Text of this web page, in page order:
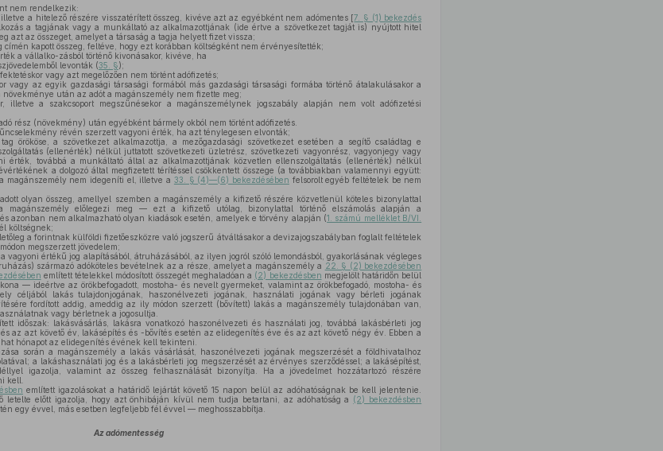
nem rendelkezik:
a hitelező részére visszatérített összeg, kivéve azt az egyébként nem adómentes [7. § (1) bekezdés
a tagjának vagy a munkáltató az alkalmazottjának (ide értve a szövetkezet tagját is) nyújtott hitel
azt az összeget, amelyet a társaság a tagja helyett fizet vissza;
címén kapott összeg, feltéve, hogy ezt korábban költségként nem érvényesítették;
a vállalko-zásból történő kivonásakor, kivéve, ha
levonták (35. §);
vagy azt megelőzően nem történt adófizetés;
vagy az egyik gazdasági társasági formából más gazdasági társasági formába történő átalakulásakor a
után az adót a magánszemély nem fizette meg;
illetve a szakcsoport megszűnésekor a magánszemélynek jogszabály alapján nem volt adófizetési
rész (növekmény) után egyébként bármely okból nem történt adófizetés.
révén szerzett vagyoni érték, ha azt ténylegesen elvonták;
örököse, a szövetkezet alkalmazottja, a mezőgazdasági szövetkezet esetében a segítő családtag e
(ellenérték) nélkül juttatott szövetkezeti üzletrész, szövetkezeti vagyonrész, vagyonjegy vagy
érték, továbbá a munkáltató által az alkalmazottjának közvetlen ellenszolgáltatás (ellenérték) nélkül
a dolgozó által megfizetett térítéssel csökkentett összege (a továbbiakban valamennyi együtt:
magánszemély nem idegeníti el, illetve a 33. § (4)—(6) bekezdésében felsorolt egyéb feltételek be nem
olyan összeg, amellyel szemben a magánszemély a kifizető részére közvetlenül köteles bizonylattal
előlegezi meg — ezt a kifizető utólag, bizonylattal történő elszámolás alapján a
azonban nem alkalmazható olyan kiadások esetén, amelyek e törvény alapján (1. számú melléklet B/VI.
költségnek;
a forintnak külföldi fizetőeszközre való jogszerű átváltásakor a devizajogszabályban foglalt feltételek
megszerzett jövedelem;
vagyoni értékű jog alapításából, átruházásából, az ilyen jogról szóló lemondásból, gyakorlásának végleges
származó adóköteles bevételnek az a része, amelyet a magánszemély a 22. § (2) bekezdésében
említett tételekkel módosított összegét meghaladóan a (2) bekezdésben megjelölt határidőn belül
— ideértve az örökbefogadott, mostoha- és nevelt gyermeket, valamint az örökbefogadó, mostoha- és
céljából lakás tulajdonjogának, haszonélvezeti jogának, használati jogának vagy bérleti jogának
fordított addig, ameddig az ily módon szerzett (bővített) lakás a magánszemély tulajdonában van,
vagy bérletnek a jogosultja.
időszak: lakásvásárlás, lakásra vonatkozó haszonélvezeti és használati jog, továbbá lakásbérleti jog
az azt követő év, lakásépítés és -bővítés esetén az elidegenítés éve és az azt követő négy év. Ebben a
hónapot az elidegenítés évének kell tekinteni.
során a magánszemély a lakás vásárlását, haszonélvezeti jogának megszerzését a földhivatalhoz
a lakáshasználati jog és a lakásbérleti jog megszerzését az érvényes szerződéssel; a lakásépítést,
igazolja, valamint az összeg felhasználását bizonyítja. Ha a jövedelmet hozzátartozó részére
kell.
említett igazolásokat a határidő lejártát követő 15 napon belül az adóhatóságnak be kell jelentenie.
letelte előtt igazolja, hogy azt önhibáján kívül nem tudja betartani, az adóhatóság a (2) bekezdésben
egy évvel, más esetben legfeljebb fél évvel — meghosszabbítja.
Az adómentesség